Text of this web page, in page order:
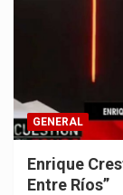
GENERAL
Enrique
Entre Ríos”